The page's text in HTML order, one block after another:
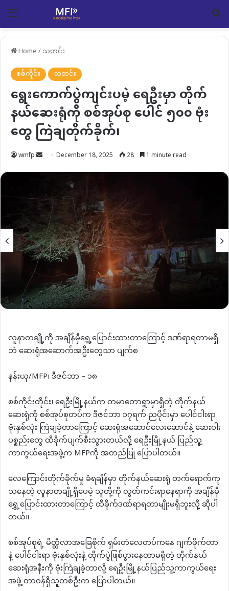
Menu
Home/သတင်း
စစ်ကိုင်း
သတင်း
ရွေးကောက်ပွဲကျင်းပမဲ့ ရေဦးမှာ တိုက်
နယ်ဆေးရုံကို စစ်အုပ်စု ပေါင် ၅၀၀ ဗုံး
တွေ ကြဲချတိုက်ခိုက်၊
wmfp SendDecember 18, 2025 28 1 minute read
လူနာတချို့ကို အချိန်မှီရွှေ့ပြောင်းထားတာကြောင့် ဒဏ်ရာရတာမရှိ
ဘဲ ဆေးရုံအဆောက်အဦးတွေသာ ပျက်စ
နန်းယု/MFP၊ ဒီဇင်ဘာ – ၁၈
စစ်ကိုင်းတိုင်း၊ ရေဦးမြို့နယ်က တမာတောရွာမှာရှိတဲ့ တိုက်နယ်
ဆေးရုံကို စစ်အုပ်စုတပ်က ဒီဇင်ဘာ ၁၇ရက် ညပိုင်းမှာ ပေါင်ငါးရာ
ဗုံးနှစ်လုံး ကြဲချခဲ့တာကြောင့် ဆေးရုံအဆောင်လေးဆောင်နဲ့ ဆေးဝါး
ပစ္စည်းတွေ ထိခိုက်ပျက်စီးသွားတယ်လို့ ရေဦးမြို့နယ် ပြည်သူ့
ကာကွယ်ရေးအဖွဲ့က MFPကို အတည်ပြု ပြောပါတယ်။
လေကြောင်းတိုက်ခိုက်မှု ခံရချိန်မှာ တိုက်နယ်ဆေးရုံ တက်ရောက်ကု
သနေတဲ့ လူနာတချို့ရှိပေမဲ့ သူတို့ကို လွတ်ကင်းရာနေရာကို အချိန်မှီ
ရွှေ့ပြောင်းထားတာကြောင့် ထိခိုက်ဒဏ်ရာရတာမျိုးမရှိဘူးလို့ ဆိုပါ
တယ်။
စစ်အုပ်စုရဲ့ မိတ္ထီလာအခြေစိုက် ရှမ်းတဲလေတပ်ကနေ ဂျက်ဖိုက်တာ
နဲ့ ပေါင်ငါးရာ ဗုံးနှစ်လုံးနဲ့ တိုက်ပွဲဖြစ်ပွားနေတာမရှိတဲ့ တိုက်နယ်
ဆေးရုံအနီးကို ဗုံးကြဲချခဲ့တာလို့ ရေဦးမြို့နယ်ပြည်သူ့ကာကွယ်ရေး
အဖွဲ့ တာဝန်ရှိသူတစ်ဦးက ပြောပါတယ်။